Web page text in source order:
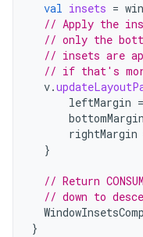
val insets =
// Apply the
// only the
// insets are
// if that's
v.
leftMargin =
bottomMargin
rightMargin
}
// Return
// down to
}